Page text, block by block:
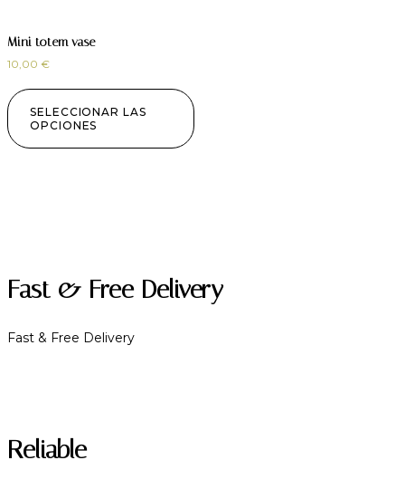
Mini totem vase
10,00 €
SELECCIONAR LAS
OPCIONES
Fast & Free Delivery
Fast & Free Delivery
Reliable